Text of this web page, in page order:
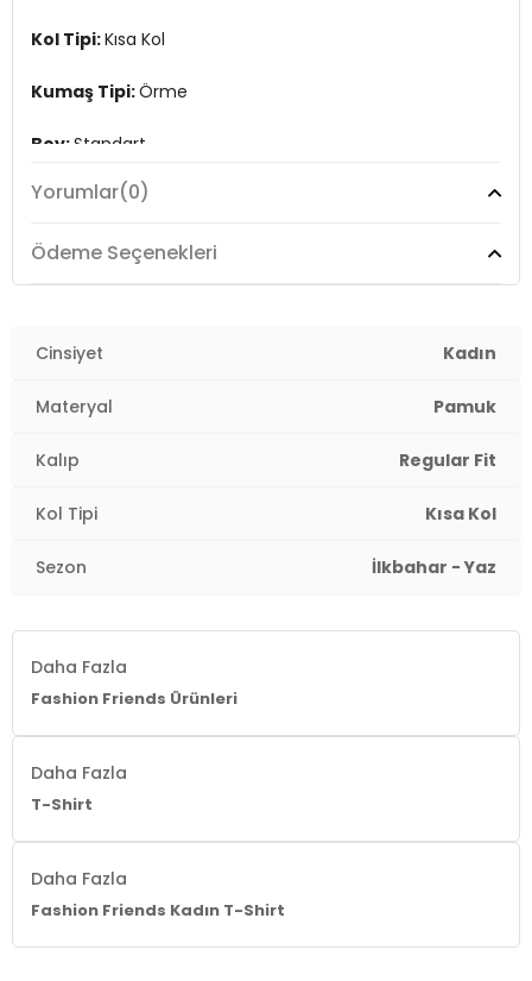
Kol Tipi:Kısa Kol
Kumaş Tipi:Örme
Boy:Standart
Kalıp Bilgisi:Normal Kalıp
Yaş Grubu:Yetişkin
Yorumlar(0)
Ödeme Seçenekleri
Cinsiyet Kadın
Materyal Pamuk
Kalıp Regular Fit
Kol Tipi Kısa Kol
Sezon İlkbahar - Yaz
Daha Fazla
Fashion Friends Ürünleri
Daha Fazla
T-Shirt
Daha Fazla
Fashion Friends Kadın T-Shirt